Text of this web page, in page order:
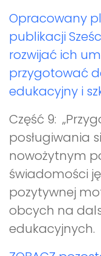
Opracowany
publikacji
rozwijać ich
przygotować
edukacyjny i
Część 9:
posługiwania
nowożytnym
świadomości
pozytywnej
obcych na
edukacyjnych.